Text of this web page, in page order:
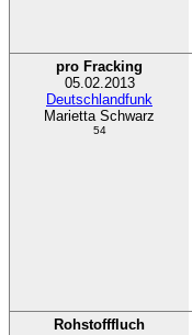
pro Fracking
05.02.2013
Deutschlandfunk
Marietta Schwarz
54
Rohstofffluch